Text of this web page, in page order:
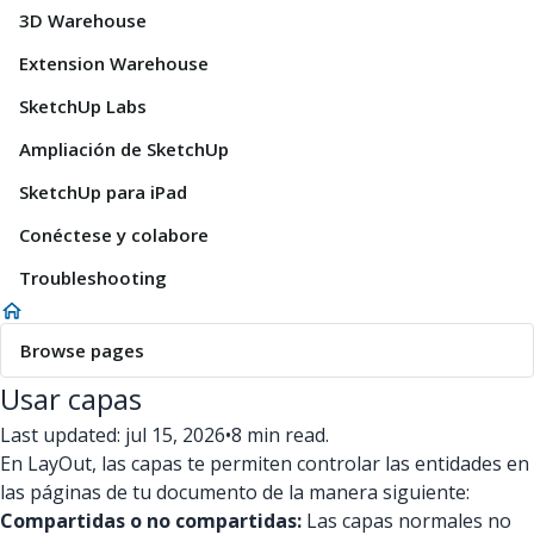
3D Warehouse
Extension Warehouse
SketchUp Labs
Ampliación de SketchUp
SketchUp para iPad
Conéctese y colabore
Troubleshooting
Browse pages
Usar capas
Last updated: jul 15, 2026•8 min read.
En LayOut, las capas te permiten controlar las entidades en
las páginas de tu documento de la manera siguiente:
Compartidas o no compartidas: Las capas normales no